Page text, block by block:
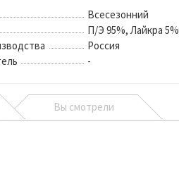
Всесезонний
П/Э 95%, Лайкра 5%
Россия
-
Вы смотрели